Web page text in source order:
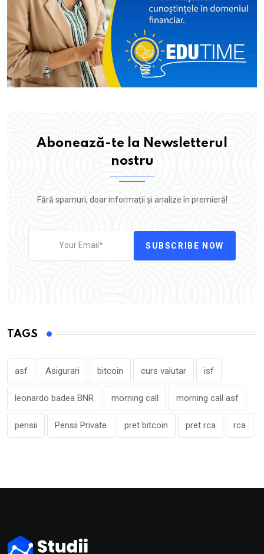
Abonează-te la Newsletterul
nostru
Fără spamuri, doar informații și analize în premieră!
SUBSCRIBE NOW
TAGS
asf Asigurari bitcoin curs valutar isf
leonardo badea BNR morning call morning call asf
pensii Pensii Private pret bitcoin pret rca rca